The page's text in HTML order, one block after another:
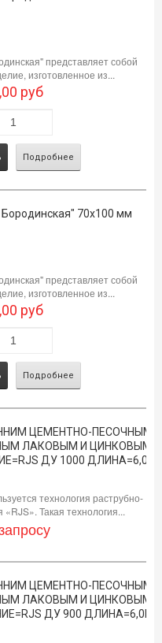
представляет собой
изготовленное из...
руб
Подробнее
Бородинская" 70х100 мм
представляет собой
изготовленное из...
руб
Подробнее
ЦЕМЕНТНО-ПЕСОЧНЫМ
ЛАКОВЫМ И ЦИНКОВЫМ
ДУ 1000 ДЛИНА=6,0М
технология раструбно-
Такая технология...
ЦЕМЕНТНО-ПЕСОЧНЫМ
ЛАКОВЫМ И ЦИНКОВЫМ
ДУ 900 ДЛИНА=6,0М